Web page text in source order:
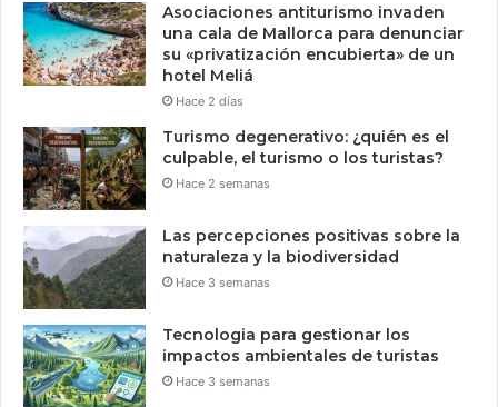
Asociaciones antiturismo invaden
una cala de Mallorca para denunciar
su «privatización encubierta» de un
hotel Meliá
Hace 2 días
Turismo degenerativo: ¿quién es el
culpable, el turismo o los turistas?
Hace 2 semanas
Las percepciones positivas sobre la
naturaleza y la biodiversidad
Hace 3 semanas
Tecnologia para gestionar los
impactos ambientales de turistas
Hace 3 semanas